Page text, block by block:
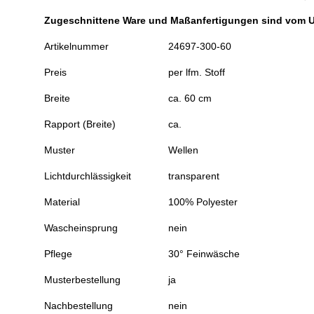
Zugeschnittene Ware und Maßanfertigungen sind vom
Artikelnummer 24697-300-60
Preis per lfm. Stoff
Breite ca. 60 cm
Rapport (Breite) ca.
Muster Wellen
Lichtdurchlässigkeit transparent
Material 100% Polyester
Wascheinsprung nein
Pflege 30° Feinwäsche
Musterbestellung ja
Nachbestellung nein